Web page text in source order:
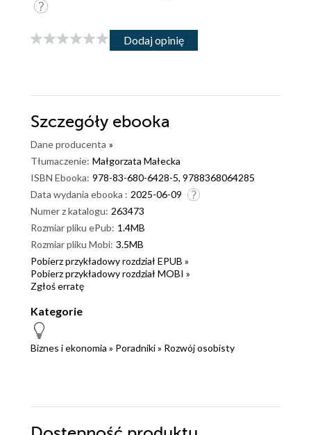
Dodaj opinię
Szczegóły ebooka
Dane producenta »
Tłumaczenie: Małgorzata Małecka
ISBN Ebooka: 978-83-680-6428-5, 9788368064285
Data wydania ebooka : 2025-06-09
Numer z katalogu: 263473
Rozmiar pliku ePub: 1.4MB
Rozmiar pliku Mobi: 3.5MB
Pobierz przykładowy rozdział EPUB »
Pobierz przykładowy rozdział MOBI »
Zgłoś erratę
Kategorie
Biznes i ekonomia » Poradniki» Rozwój osobisty